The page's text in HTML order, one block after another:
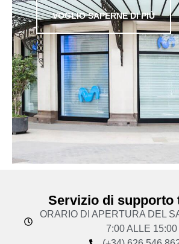
VOGLIO SAPERNE DI PIÙ
Servizio di supporto
ORARIO DI APERTURA DEL
7:00 ALLE 15:00